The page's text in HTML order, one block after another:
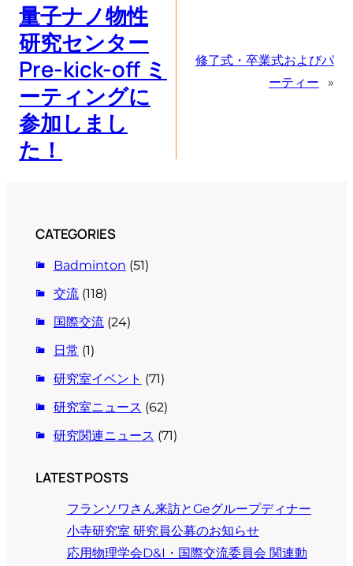
量子ナノ物性
研究センター
Pre-kick-off ミ
ーティングに
参加しまし
た！
修了式・卒業式およびパ
ーティー
»
CATEGORIES
Badminton (51)
交流(118)
国際交流(24)
日常 (1)
研究室イベント (71)
研究室ニュース (62)
研究関連ニュース (71)
LATEST POSTS
フランソワさん来訪とGeグループディナー
小寺研究室 研究員公募のお知らせ
応用物理学会D&I・国際交流委員会 関連動